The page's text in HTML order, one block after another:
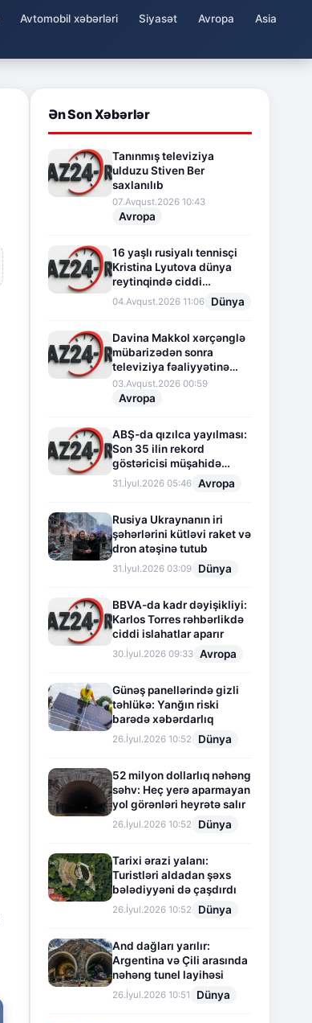
Avtomobil xəbərləri Siyasət Avropa
Asia
Ən Son Xəbərlər
Tanınmış televiziya
ulduzu Stiven Ber
saxlanılıb
07.Avqust.2026 10:43
Avropa
16 yaşlı rusiyalı tennisçi
Kristina Lyutova dünya
reytinqində ciddi
irəliləyişə imza atdı
04.Avqust.2026 11:06 Dünya
Davina Makkol xərçənglə
mübarizədən sonra
televiziya fəaliyyətinə
fasilə verir
03.Avqust.2026 00:59
Avropa
ABŞ-da qızılca yayılması:
Son 35 ilin rekord
göstəricisi müşahidə
olunur
31.İyul.2026 05:46 Avropa
Rusiya Ukraynanın iri
şəhərlərini kütləvi raket və
dron atəşinə tutub
31.İyul.2026 03:09 Dünya
BBVA-da kadr dəyişikliyi:
Karlos Torres rəhbərlikdə
ciddi islahatlar aparır
30.İyul.2026 09:33 Avropa
Günəş panellərində gizli
təhlükə: Yanğın riski
barədə xəbərdarlıq
26.İyul.2026 10:52 Dünya
52 milyon dollarlıq nəhəng
səhv: Heç yerə aparmayan
yol görənləri heyrətə salır
26.İyul.2026 10:52 Dünya
Tarixi ərazi yalanı:
Turistləri aldadan şəxs
bələdiyyəni də çaşdırdı
26.İyul.2026 10:52 Dünya
And dağları yarılır:
Argentina və Çili arasında
nəhəng tunel layihəsi
26.İyul.2026 10:51 Dünya